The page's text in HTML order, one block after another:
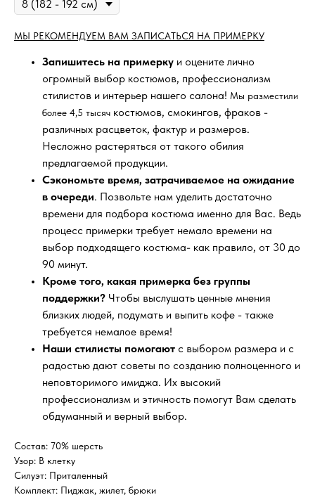
МЫ РЕКОМЕНДУЕМ ВАМ ЗАПИСАТЬСЯ НА ПРИМЕРКУ
Запишитесь на примерку и оцените лично
огромный выбор костюмов, профессионализм
стилистов и интерьер нашего салона! Мы разместили
более 4,5 тысяч костюмов, смокингов, фраков -
различных расцветок, фактур и размеров.
Несложно растеряться от такого обилия
предлагаемой продукции.
Сэкономьте время, затрачиваемое на ожидание
в очереди. Позвольте нам уделить достаточно
времени для подбора костюма именно для Вас. Ведь
процесс примерки требует немало времени на
выбор подходящего костюма- как правило, от 30 до
90 минут.
Кроме того, какая примерка без группы
поддержки? Чтобы выслушать ценные мнения
близких людей, подумать и выпить кофе - также
требуется немалое время!
Наши стилисты помогают с выбором размера и с
радостью дают советы по созданию полноценного и
неповторимого имиджа. Их высокий
профессионализм и этичность помогут Вам сделать
обдуманный и верный выбор.
Состав: 70% шерсть
Узор: В клетку
Силуэт: Приталенный
Комплект: Пиджак, жилет, брюки